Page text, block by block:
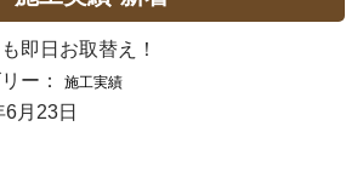
即日お取替え！
ー：
施工実績
月23日